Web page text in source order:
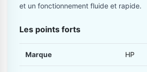
et un fonctionnement fluide et rapide.
Les points forts
Marque HP